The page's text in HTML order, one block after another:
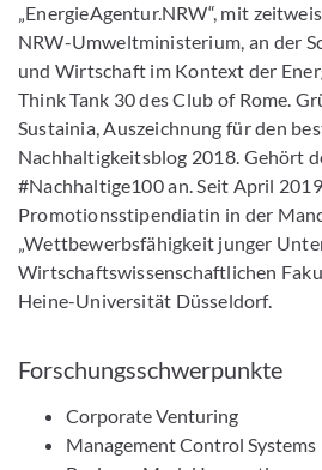
„EnergieAgentur.NRW“, mit
NRW-Umweltministerium, an der
und Wirtschaft im Kontext der
Think Tank 30 des Club of Rome.
Sustainia, Auszeichnung für den
Nachhaltigkeitsblog 2018. Gehört
#Nachhaltige100 an. Seit April 2019
Promotionsstipendiatin in der
„Wettbewerbsfähigkeit junger
Wirtschaftswissenschaftlichen
Heine-Universität Düsseldorf.
Forschungsschwerpunkte
Corporate Venturing
Management Control Systems